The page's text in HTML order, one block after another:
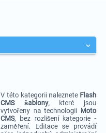
V této kategorii naleznete Flash
CMS šablony, které jsou
vytvořeny na technologii Moto
CMS, bez rozlišení kategorie -
zaměření. Editace se provádí